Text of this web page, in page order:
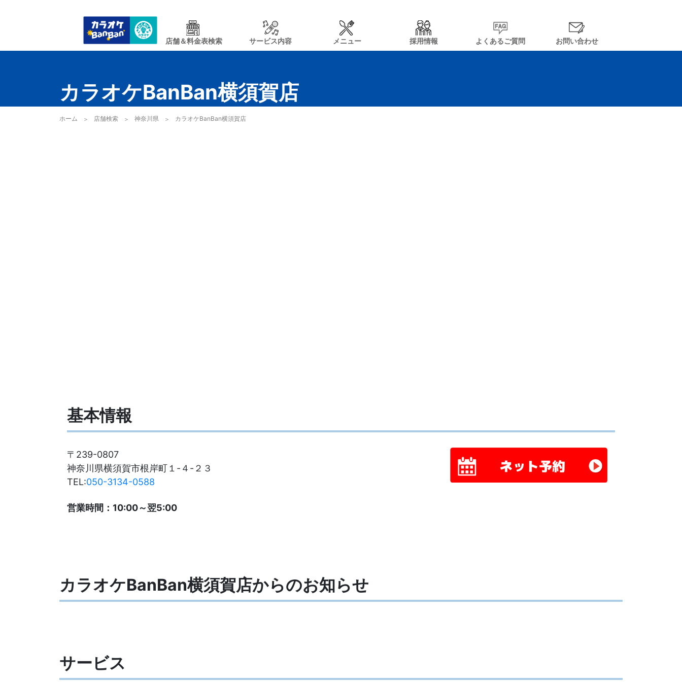
店舗＆料金表検索 サービス内容 メニュー 採用情報 よくあるご質問 お問い合わせ
カラオケBanBan横須賀店
ホーム 店舗検索 神奈川県 カラオケBanBan横須賀店
基本情報
〒239-0807
神奈川県横須賀市根岸町１-４-２３
TEL:050-3134-0588
営業時間：10:00～翌5:00
カラオケBanBan横須賀店からのお知らせ
サービス